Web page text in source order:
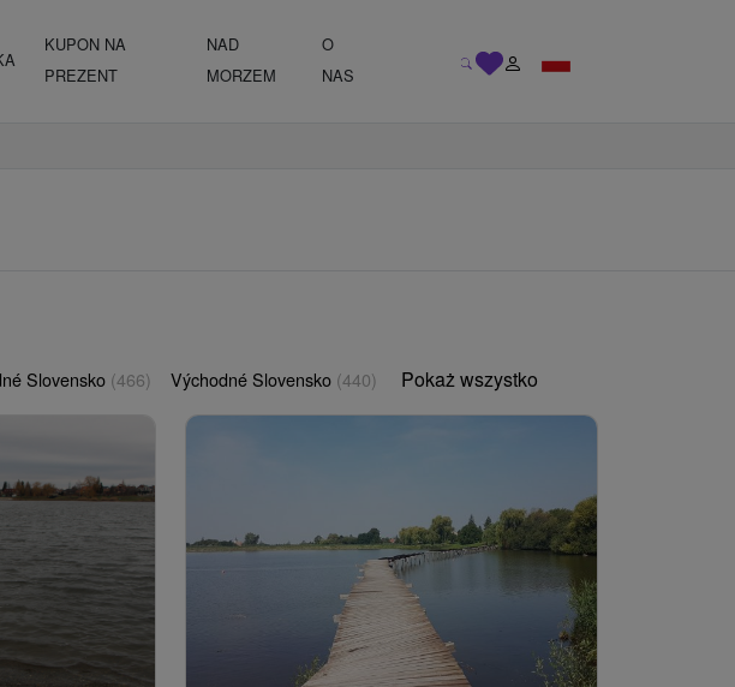
KUPON NA
PREZENT
NAD
MORZEM
O
NAS
Slovensko (466) Východné Slovensko (440) Pokaż wszystko